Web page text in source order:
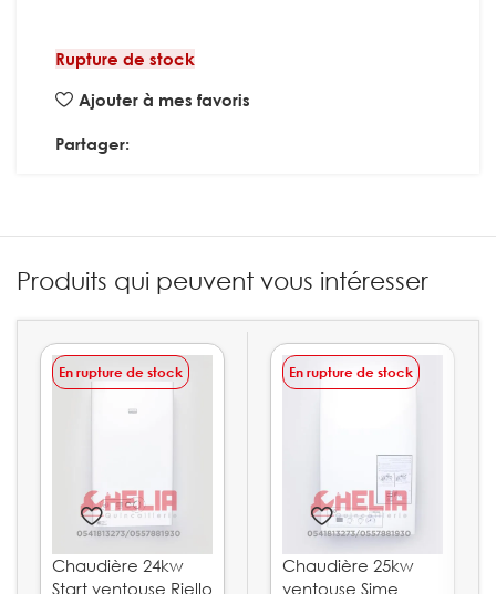
Rupture de stock
Ajouter à mes favoris
Partager:
Produits qui peuvent vous intéresser
En rupture de stock
Chaudière 24kw
Start ventouse Riello
En rupture de stock
Chaudière 25kw
ventouse Sime